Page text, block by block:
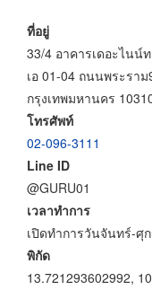
ที่อยู่
33/4 อาคารเดอะไนน์
เอ 01-04 ถนนพระรา
กรุงเทพมหานคร
โทรศัพท์
02-096-3111
Line ID
@GURU01
เวลาทำการ
เปิดทำการวันจันทร์-ศุ
พิกัด
13.721293602992,